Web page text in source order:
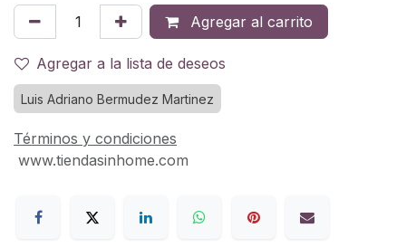
Agregar al carrito
Agregar a la lista de deseos
Luis Adriano Bermudez Martinez
Términos y condiciones
www.tiendasinhome.com